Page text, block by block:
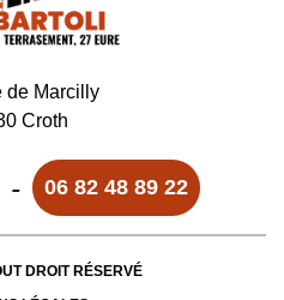
de Marcilly
Croth
- 06 82 48 89 22
DROIT RÉSERVÉ